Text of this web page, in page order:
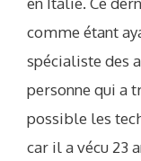
comme étant
spécialiste des
personne qui a
possible les
car il a vécu 23